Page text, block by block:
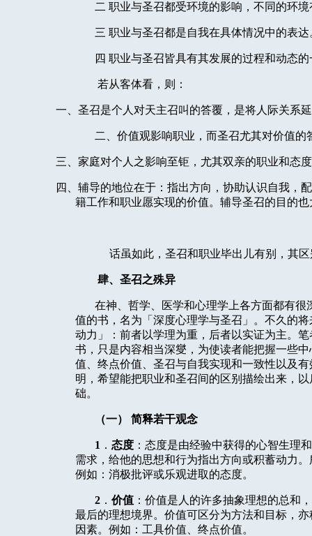
二 职业与圣召都受环境的影响，不同的环
三 职业与圣召都是自我在具体情况中的表达
四 职业与圣召皆具有其发展的过程和动态的
若从客体看，则：
一、圣召是个人对天主召叫的答覆，是将人际关系
二、价值观影响职业，而圣召尤其对价值
三、家庭对个人之影响至钜，尤其双亲的职业和态
四、辅导的地位在于：指出方向，协助认识自我，
籍工作和职业愿实现的价值。辅导圣召的目的
话虽如此，圣召和职业毕出儿有别，其
肆、圣召之殊异
在神、哲学、医学和心理学上各方面都有很
值的书，名为「深度心理学与圣召」。不久的
动力」：前者以学理为重，后者以实证为主。
书，只是内容相当深燮，为使读者能把握一些
值、终点价值、圣召与自我实现和一致性以及
明，希望能把职业和圣召间的区别描绘出来，
础。
（一） 简释若干观念
1 ． 态度：态度是由经验中获得的心智生理
需求，给他的思想和行为指出方向或积蓄动力
例如：消极批评或乐观进取的态度。
2． 价值：价值是人的许多抽象理想的总和
最后的理想境界。价值可区分为方法和目标，
因素。例如：工具价值、终点价值。